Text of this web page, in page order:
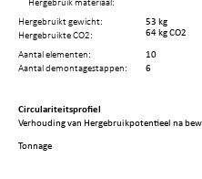
Hergebruik materiaal:
Hergebruikt gewicht:
Hergebruikte CO2:
53 kg
64 kg CO2
Aantal elementen:
10
Aantal demontagestappen:
6
Circulariteitsprofiel
Verhouding van Hergebruikpotentieel na
Tonnage